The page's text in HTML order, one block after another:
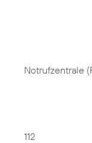
Notrufzentrale
112